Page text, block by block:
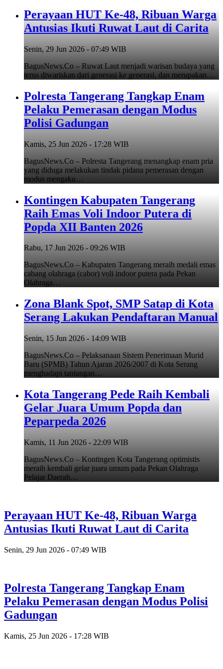
Perayaan HUT Ke-48, Ribuan Warga
Antusias Ikuti Ruwat Laut di Carita
Senin, 29 Jun 2026 - 07:49 WIB
BagusNews.Co – Ruwat Laut menjadi warisan budaya yang
terus diwariskan dari generasi ke generasi, dan merupakan…
Polresta Tangerang Tangkap Enam
Pelaku Pemerasan dengan Modus
Polisi Gadungan
Kamis, 25 Jun 2026 - 17:28 WIB
BagusNews.Co – Polresta Tangerang menangkap enam pria
yang diduga melakukan tindak pidana pemerasan dengan
modus mengaku…
Kontingen Kabupaten Tangerang
Raih Emas Voli Indoor Putera di
Popda XII Banten 2026
Rabu, 17 Jun 2026 - 09:26 WIB
BagusNews.Co – Kabupaten Tangerang meraih medali emas
cabang olahraga (cabor) voli indoor putera pada Pekan
Olahraga…
Zona Blank Spot, SMP Satap di Kota
Serang Lakukan Pendaftaran Manual
Senin, 15 Jun 2026 - 14:09 WIB
BagusNews.Co – Pelaksanaan Sistem Penerimaan Murid
Baru (SPMB) Tahun Ajaran 2026/2007 di Kota Serang
menghadapi tantangan…
Kota Tangerang Pede Raih Kembali
Gelar Juara Umum Popda dan
Peparpeda 2026
Kamis, 11 Jun 2026 - 22:09 WIB
BagusNews.Co – Kontingen Kota Tangerang optimistis
meraih kembali gelar juara umum pada Pekan Olahraga
Pelajar Daerah…
Perayaan HUT Ke-48, Ribuan Warga
Antusias Ikuti Ruwat Laut di Carita
Senin, 29 Jun 2026 - 07:49 WIB
Polresta Tangerang Tangkap Enam
Pelaku Pemerasan dengan Modus Polisi
Gadungan
Kamis, 25 Jun 2026 - 17:28 WIB